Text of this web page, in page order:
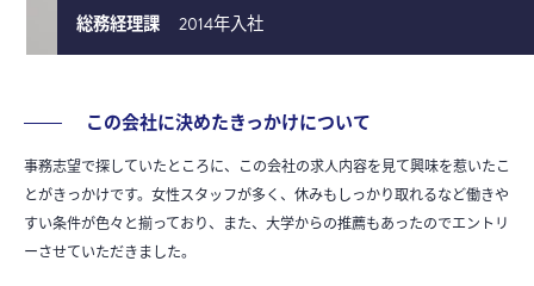
総務経理課 2014年入社
この会社に決めたきっかけについて
事務志望で探していたところに、この会社の求人内容を見て興味を惹いたこ
とがきっかけです。女性スタッフが多く、休みもしっかり取れるなど働きや
すい条件が色々と揃っており、また、大学からの推薦もあったのでエントリ
ーさせていただきました。